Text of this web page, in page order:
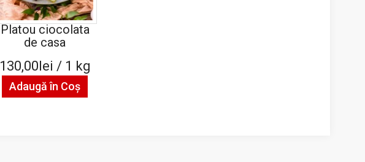
Platou ciocolata
de casa
130,00lei / 1 kg
Adaugă în Coş